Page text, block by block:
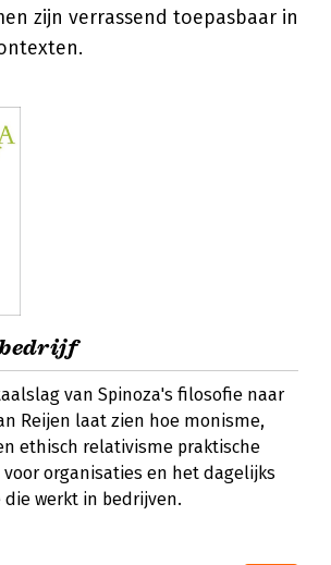
zijn verrassend toepasbaar in
van Spinoza's filosofie naar
Reijen laat zien hoe monisme,
ethisch relativisme praktische
organisaties en het dagelijks
werkt in bedrijven.